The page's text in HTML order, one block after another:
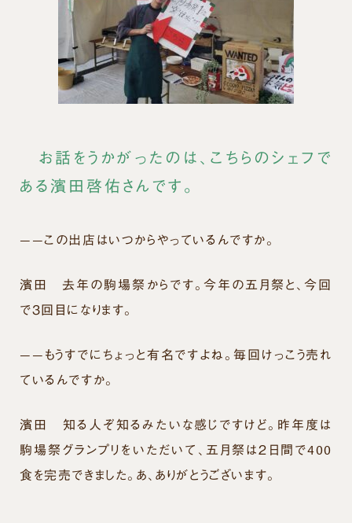
お話をうかがったのは、こちらのシェフで
ある濱田啓佑さんです。
——この出店はいつからやっているんですか。
濱田
去年の駒場祭からです。今年の五月祭と、今回
で３回目になります。
——もうすでにちょっと有名ですよね。毎回けっこう売れ
ているんですか。
濱田
知る人ぞ知るみたいな感じですけど。昨年度は
駒場祭グランプリをいただいて、五月祭は２日間で400
食を完売できました。あ、ありがとうございます。